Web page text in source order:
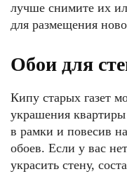
лучше снимите их
для размещения
Обои для
Кипу старых газет
украшения
в рамки и повесив
обоев. Если у вас
украсить стену,